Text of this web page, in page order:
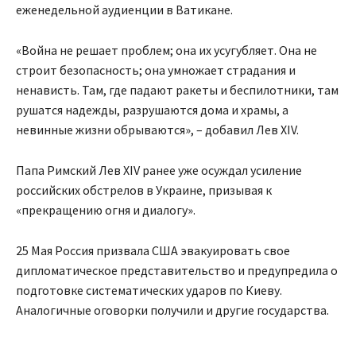
еженедельной аудиенции в Ватикане.
«Война не решает проблем; она их усугубляет. Она не
строит безопасность; она умножает страдания и
ненависть. Там, где падают ракеты и беспилотники, там
рушатся надежды, разрушаются дома и храмы, а
невинные жизни обрываются», – добавил Лев XIV.
Папа Римский Лев XIV ранее уже осуждал усиление
российских обстрелов в Украине, призывая к
«прекращению огня и диалогу».
25 Мая Россия призвала США эвакуировать свое
дипломатическое представительство и предупредила о
подготовке систематических ударов по Киеву.
Аналогичные оговорки получили и другие государства.